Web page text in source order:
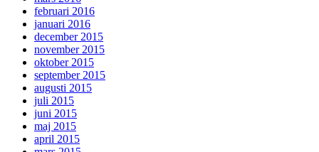
februari 2016
januari 2016
december 2015
november 2015
oktober 2015
september 2015
augusti 2015
juli 2015
juni 2015
maj 2015
april 2015